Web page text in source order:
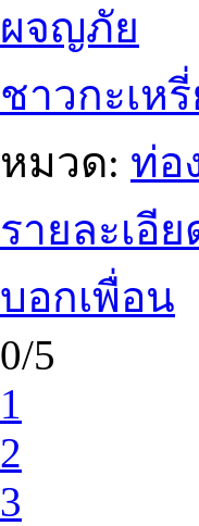
ผจญภัย
ชาวกะเหรี่
หมวด: ท่อ
รายละเอีย
บอกเพื่อน
0/5
1
2
3